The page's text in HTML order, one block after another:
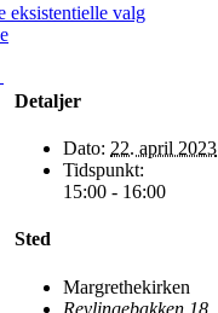
eksistentielle valg
Detaljer
Dato: 22. april 2023
Tidspunkt:
15:00 - 16:00
Sted
Margrethekirken
Revlingebakken 18